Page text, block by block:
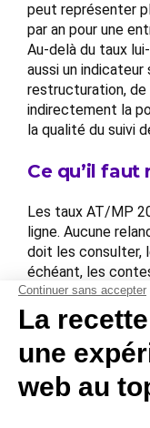
peut représenter
par an pour une
Au-delà du taux
aussi un indicateur
restructuration,
indirectement la
la qualité du suivi
Ce qu’il faut
Les taux AT/MP
ligne. Aucune
doit les consulter,
échéant, les
Dans un contexte
en plus la charge
elles-mêmes, la
cette logique : tout
rappelé.